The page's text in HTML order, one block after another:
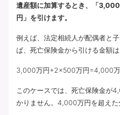
遺産額に加算するとき、「
円」を引けます。
例えば、法定相続人が配偶者と
ば、死亡保険金から引ける金額は
3,000万円+2×500万円=4,000
このケースでは、死亡保険金が
かりません。4,000万円を超えた